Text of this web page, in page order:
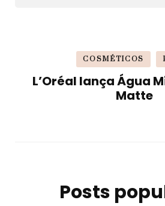
COSMÉTICOS
L’Oréal lança Água
Matte
Posts